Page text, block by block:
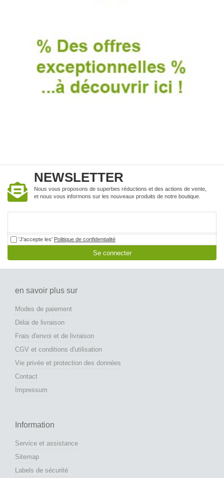
NEWSLETTER
Nous vous proposons de superbes réductions et des actions de vente,
et nous vous informons sur les nouveaux produits de notre boutique.
'J'accepte les' Politique de confidentialité
Se connecter
en savoir plus sur
Modes de paiement
Délai de livraison
Frais d'envoi et de livraison
CGV et conditions d'utilisation
Vie privée et protection des données
Contact
Impressum
Information
Service et assistance
Sitemap
Labels de sécurité